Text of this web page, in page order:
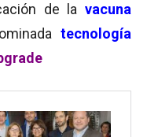
de la vacuna
tecnología